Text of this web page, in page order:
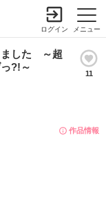
メニュー
ログイン
ました ～超
?!～
11
作品情報